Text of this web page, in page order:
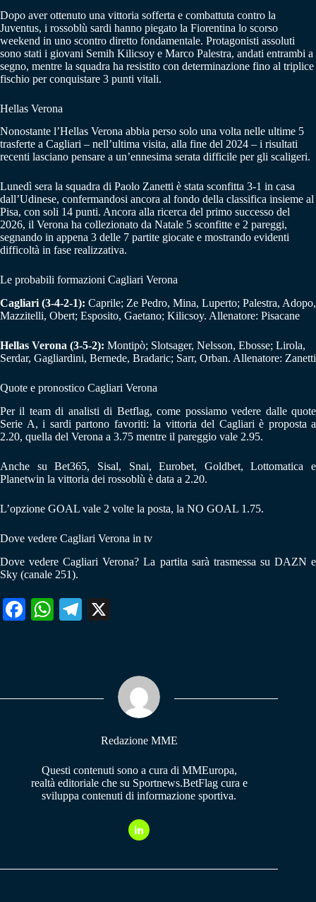
Dopo aver ottenuto una vittoria sofferta e combattuta contro la
Juventus, i rossoblù sardi hanno piegato la Fiorentina lo scorso
weekend in uno scontro diretto fondamentale. Protagonisti assoluti
sono stati i giovani Semih Kilicsoy e Marco Palestra, andati entrambi a
segno, mentre la squadra ha resistito con determinazione fino al triplice
fischio per conquistare 3 punti vitali.
Hellas Verona
Nonostante l’Hellas Verona abbia perso solo una volta nelle ultime 5
trasferte a Cagliari – nell’ultima visita, alla fine del 2024 – i risultati
recenti lasciano pensare a un’ennesima serata difficile per gli scaligeri.
Lunedì sera la squadra di Paolo Zanetti è stata sconfitta 3-1 in casa
dall’Udinese, confermandosi ancora al fondo della classifica insieme al
Pisa, con soli 14 punti. Ancora alla ricerca del primo successo del
2026, il Verona ha collezionato da Natale 5 sconfitte e 2 pareggi,
segnando in appena 3 delle 7 partite giocate e mostrando evidenti
difficoltà in fase realizzativa.
Le probabili formazioni Cagliari Verona
Cagliari (3-4-2-1): Caprile; Ze Pedro, Mina, Luperto; Palestra, Adopo,
Mazzitelli, Obert; Esposito, Gaetano; Kilicsoy. Allenatore: Pisacane
Hellas Verona (3-5-2): Montipò; Slotsager, Nelsson, Ebosse; Lirola,
Serdar, Gagliardini, Bernede, Bradaric; Sarr, Orban. Allenatore: Zanetti
Quote e pronostico Cagliari Verona
Per il team di analisti di Betflag, come possiamo vedere dalle quote
Serie A, i sardi partono favoriti: la vittoria del Cagliari è proposta a
2.20, quella del Verona a 3.75 mentre il pareggio vale 2.95.
Anche su Bet365, Sisal, Snai, Eurobet, Goldbet, Lottomatica e
Planetwin la vittoria dei rossoblù è data a 2.20.
L’opzione GOAL vale 2 volte la posta, la NO GOAL 1.75.
Dove vedere Cagliari Verona in tv
Dove vedere Cagliari Verona? La partita sarà trasmessa su DAZN e
Sky (canale 251).
Fa W
pp
Te
m
Redazione MME
Questi contenuti sono a cura di MMEuropa,
realtà editoriale che su Sportnews.BetFlag cura e
sviluppa contenuti di informazione sportiva.